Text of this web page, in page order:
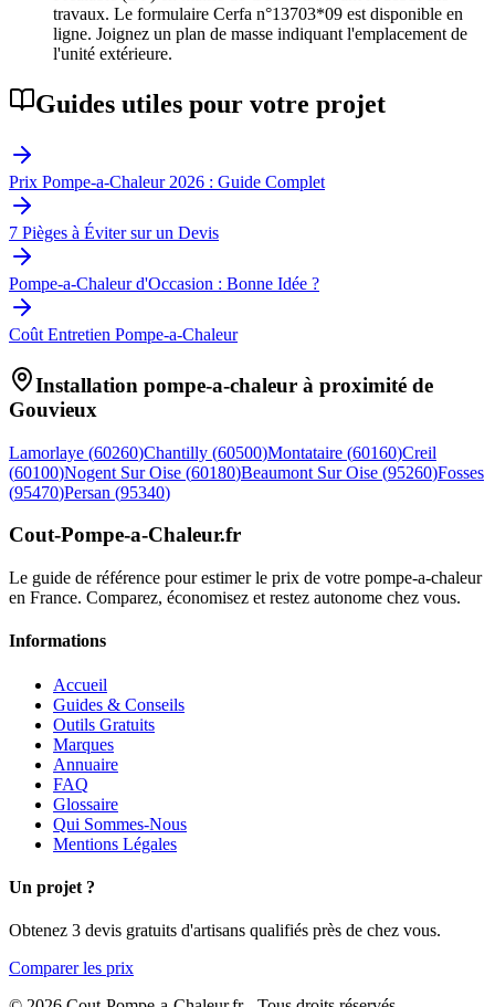
travaux. Le formulaire Cerfa n°13703*09 est disponible en
ligne. Joignez un plan de masse indiquant l'emplacement de
l'unité extérieure.
Guides utiles pour votre projet
Prix Pompe-a-Chaleur 2026 : Guide Complet
7 Pièges à Éviter sur un Devis
Pompe-a-Chaleur d'Occasion : Bonne Idée ?
Coût Entretien Pompe-a-Chaleur
Installation pompe-a-chaleur à proximité de
Gouvieux
Lamorlaye (60260)Chantilly (60500)Montataire (60160)Creil
(60100)Nogent Sur Oise (60180)Beaumont Sur Oise (95260)Fosses
(95470)Persan (95340)
Cout-Pompe-a-Chaleur.fr
Le guide de référence pour estimer le prix de votre pompe-a-chaleur
en France. Comparez, économisez et restez autonome chez vous.
Informations
Accueil
Guides & Conseils
Outils Gratuits
Marques
Annuaire
FAQ
Glossaire
Qui Sommes-Nous
Mentions Légales
Un projet ?
Obtenez 3 devis gratuits d'artisans qualifiés près de chez vous.
Comparer les prix